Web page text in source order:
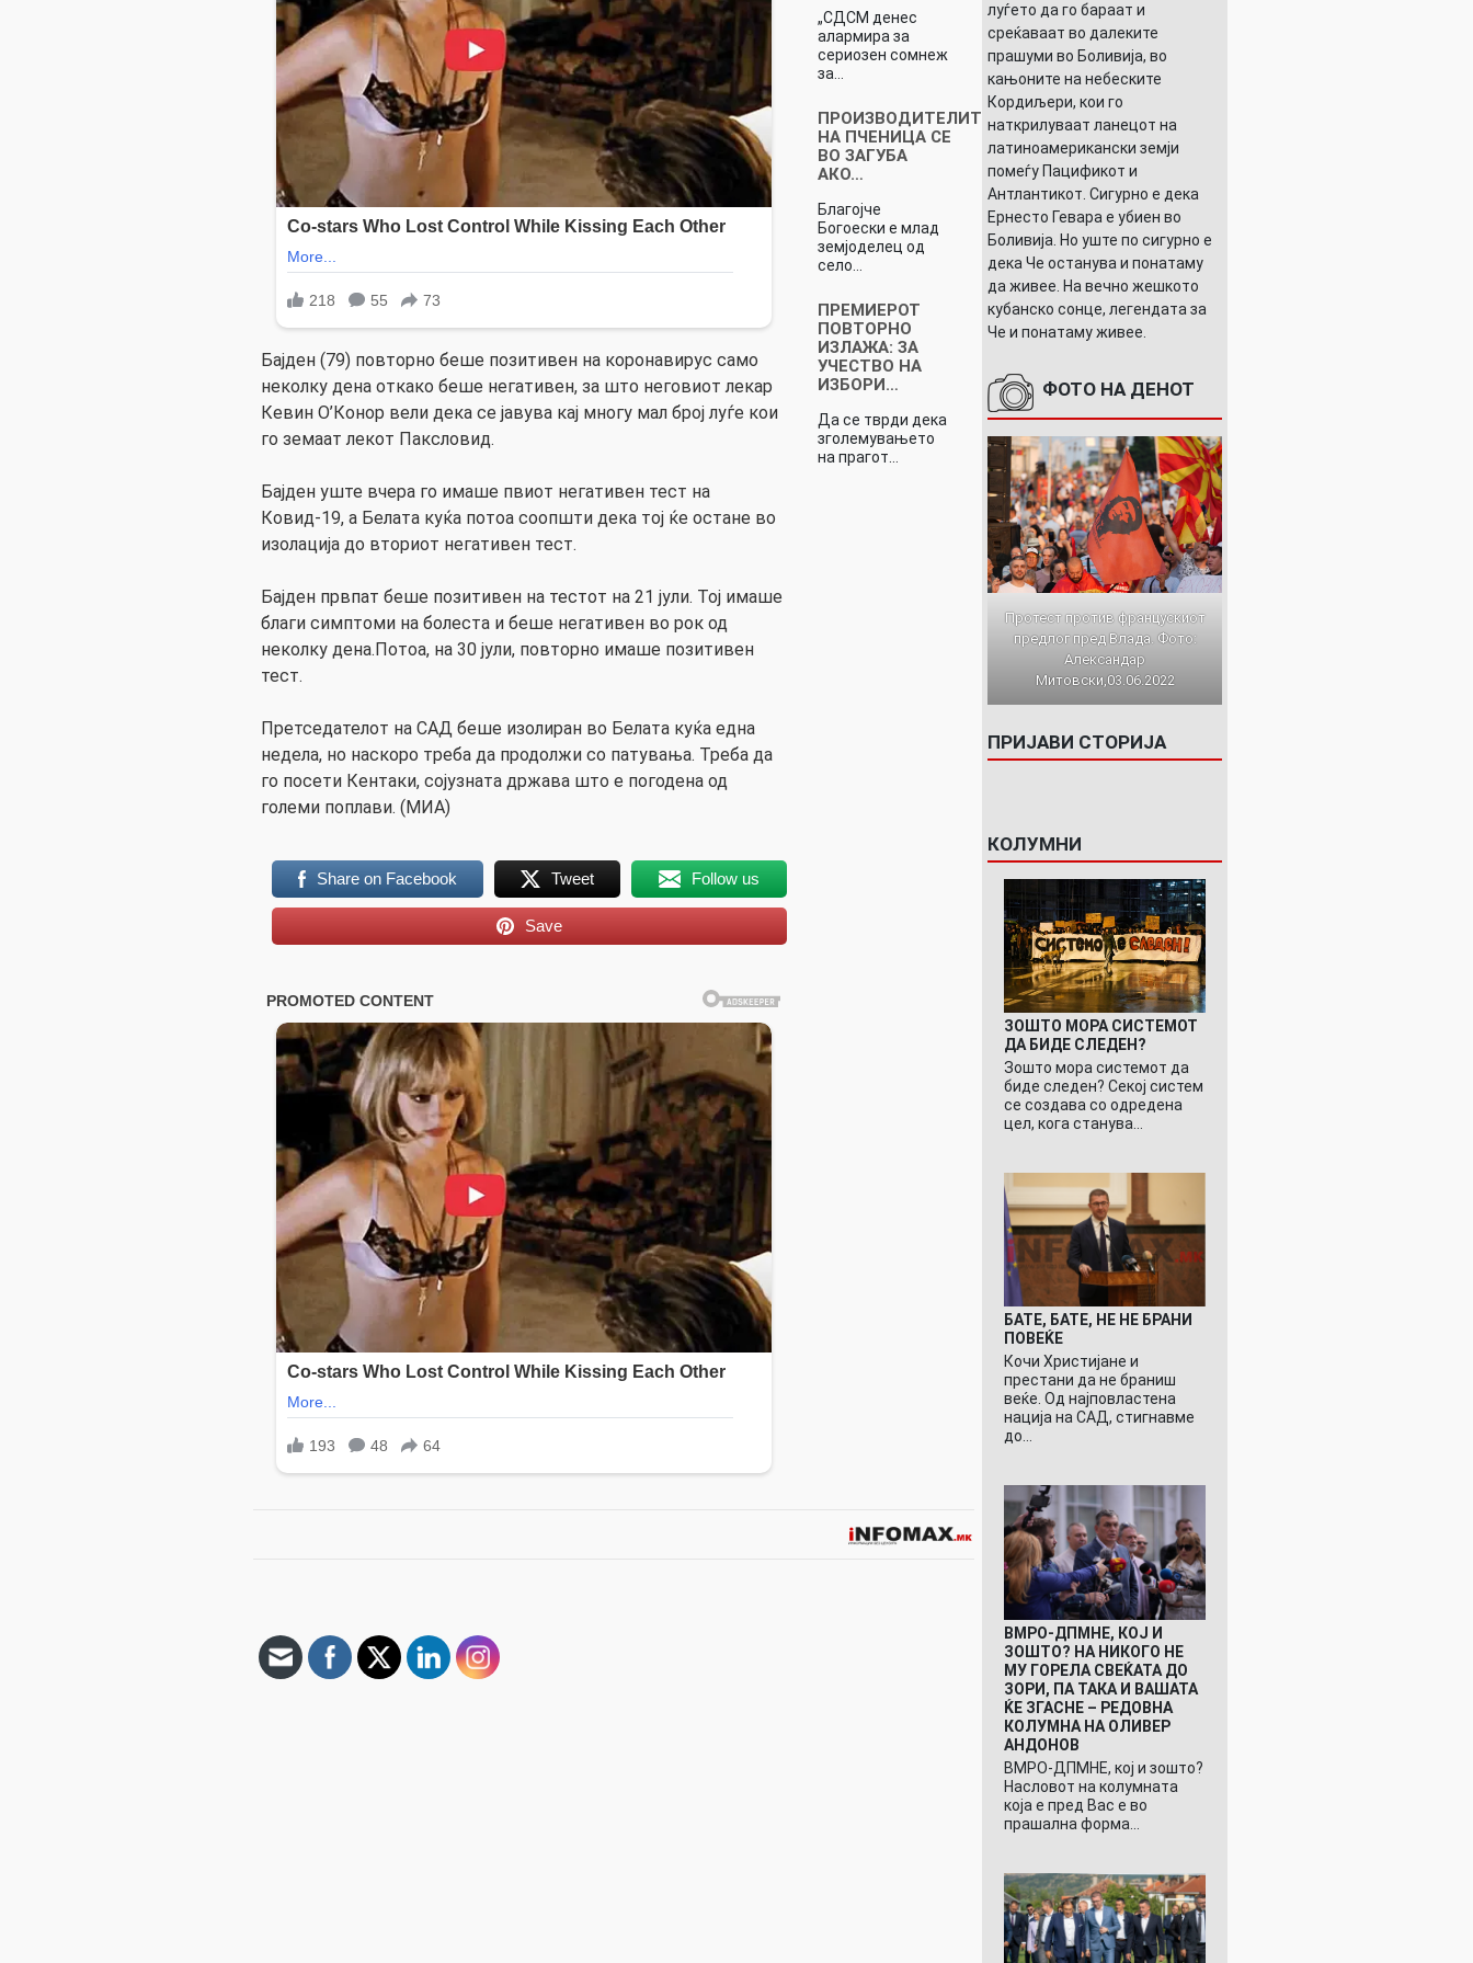
Бајден (79) повторно беше позитивен на коронавирус само
неколку дена откако беше негативен, за што неговиот лекар
Кевин О’Конор вели дека се јавува кај многу мал број луѓе кои
го земаат лекот Паксловид.
Бајден уште вчера го имаше пвиот негативен тест на
Ковид-19, а Белата куќа потоа соопшти дека тој ќе остане во
изолација до вториот негативен тест.
Бајден првпат беше позитивен на тестот на 21 јули. Тој имаше
благи симптоми на болеста и беше негативен во рок од
неколку дена.Потоа, на 30 јули, повторно имаше позитивен
тест.
Претседателот на САД беше изолиран во Белата куќа една
недела, но наскоро треба да продолжи со патувања. Треба да
го посети Кентаки, сојузната држава што е погодена од
големи поплави. (МИА)
Share on Facebook Tweet Follow us
Save
„СДСМ денес
алармира за
сериозен сомнеж
за…
ПРОИЗВОДИТЕЛИТЕ
НА ПЧЕНИЦА СЕ
ВО ЗАГУБА
АКО…
Благојче
Богоески е млад
земјоделец од
село…
ПРЕМИЕРОТ
ПОВТОРНО
ИЗЛАЖА: ЗА
УЧЕСТВО НА
ИЗБОРИ…
Да се тврди дека
зголемувањето
на прагот…
луѓето да го бараат и
среќаваат во далеките
прашуми во Боливија, во
кањоните на небеските
Кордиљери, кои го
наткрилуваат ланецот на
латиноамерикански земји
помеѓу Пацификот и
Антлантикот. Сигурно е дека
Ернесто Гевара е убиен во
Боливија. Но уште по сигурно е
дека Че останува и понатаму
да живее. На вечно жешкото
кубанско сонце, легендата за
Че и понатаму живее.
ФОТО НА ДЕНОТ
Протест против францускиот
предлог пред Влада. Фото:
Александар
Митовски,03.06.2022
ПРИЈАВИ СТОРИЈА
КОЛУМНИ
ЗОШТО МОРА СИСТЕМОТ
ДА БИДЕ СЛЕДЕН?
Зошто мора системот да
биде следен? Секој систем
се создава со одредена
цел, кога станува…
БАТЕ, БАТЕ, НЕ НЕ БРАНИ
ПОВЕЌЕ
Кочи Христијане и
престани да не браниш
веќе. Од најповластена
нација на САД, стигнавме
до…
ВМРО-ДПМНЕ, КОЈ И
ЗОШТО? НА НИКОГО НЕ
МУ ГОРЕЛА СВЕЌАТА ДО
ЗОРИ, ПА ТАКА И ВАШАТА
ЌЕ ЗГАСНЕ – РЕДОВНА
КОЛУМНА НА ОЛИВЕР
АНДОНОВ
ВМРО-ДПМНЕ, кој и зошто?
Насловот на колумната
која е пред Вас е во
прашална форма…